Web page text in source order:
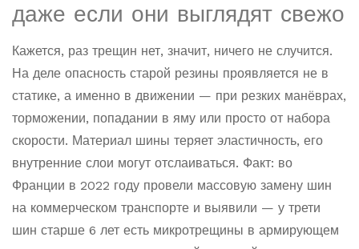
даже если они выглядят свежо
Кажется, раз трещин нет, значит, ничего не случится.
На деле опасность старой резины проявляется не в
статике, а именно в движении — при резких манёврах,
торможении, попадании в яму или просто от набора
скорости. Материал шины теряет эластичность, его
внутренние слои могут отслаиваться. Факт: во
Франции в 2022 году провели массовую замену шин
на коммерческом транспорте и выявили — у трети
шин старше 6 лет есть микротрещины в армирующем